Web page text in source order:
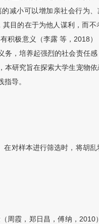
减小可以增加亲社会行为、
目的在于为他人谋利，而不
积极意义（李露 等，2018
，培养起强烈的社会责任
研究旨在探索大学生宠物
导。
对样本进行筛选时，将胡
周霞，郑日昌，傅纳，2010